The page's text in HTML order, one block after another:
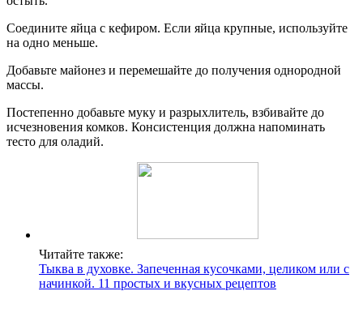
Соедините яйца с кефиром. Если яйца крупные, используйте
на одно меньше.
Добавьте майонез и перемешайте до получения однородной
массы.
Постепенно добавьте муку и разрыхлитель, взбивайте до
исчезновения комков. Консистенция должна напоминать
тесто для оладий.
Читайте также:
Тыква в духовке. Запеченная кусочками, целиком или с
начинкой. 11 простых и вкусных рецептов